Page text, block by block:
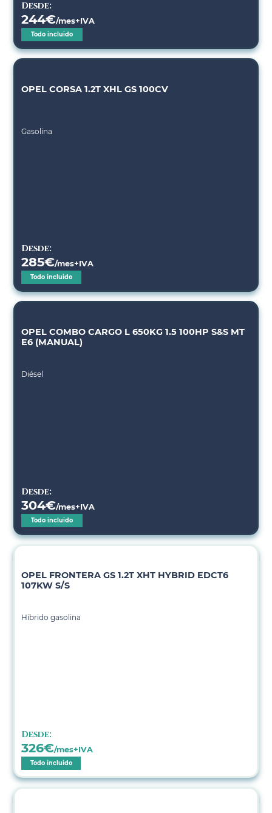
Desde:
244€/mes+IVA
Todo incluido
OPEL CORSA 1.2T XHL GS 100CV
Gasolina
Desde:
285€/mes+IVA
Todo incluido
OPEL COMBO CARGO L 650KG 1.5 100HP S&S MT
E6 (MANUAL)
Diésel
Desde:
304€/mes+IVA
Todo incluido
OPEL FRONTERA GS 1.2T XHT HYBRID EDCT6
107KW S/S
Híbrido gasolina
Desde:
326€/mes+IVA
Todo incluido